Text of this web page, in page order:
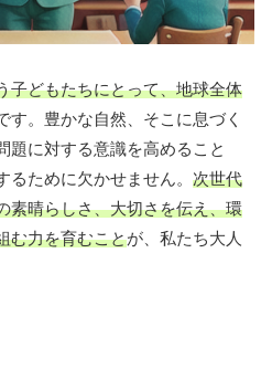
子どもたちにとって、地球全体
す。豊かな自然、そこに息づく
題に対する意識を高めること
ために欠かせません。 次世代
素晴らしさ、大切さを伝え、環
む力を育むことが、私たち大人